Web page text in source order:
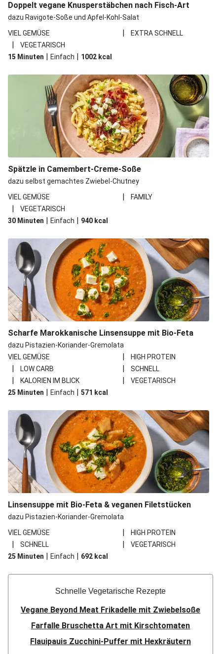
Doppelt vegane Knusperstäbchen nach Fisch-Art
dazu Ravigote-Soße und Apfel-Kohl-Salat
VIEL GEMÜSE
| EXTRA SCHNELL
|
VEGETARISCH
15 Minuten | Einfach | 1002 kcal
Spätzle in Camembert-Creme-Soße
dazu selbst gemachtes Zwiebel-Chutney
VIEL GEMÜSE
| FAMILY
|
VEGETARISCH
30 Minuten | Einfach | 940 kcal
Scharfe Marokkanische Linsensuppe mit Bio-Feta
dazu Pistazien-Koriander-Gremolata
VIEL GEMÜSE
| HIGH PROTEIN
| LOW CARB | SCHNELL
| KALORIEN IM BLICK |
VEGETARISCH
25 Minuten | Einfach | 571 kcal
Linsensuppe mit Bio-Feta & veganen Filetstücken
dazu Pistazien-Koriander-Gremolata
VIEL GEMÜSE
| HIGH PROTEIN
| SCHNELL |
VEGETARISCH
25 Minuten | Einfach | 692 kcal
Schnelle Vegetarische Rezepte
Vegane Beyond Meat Frikadelle mit Zwiebelsoße
Farfalle Bruschetta Art mit Kirschtomaten
Flauipauis Zucchini-Puffer mit Hexkräutern